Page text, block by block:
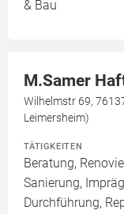
& Bau
M.Samer
Wilhelmstr 69,
Leimersheim)
TÄTIGKEITEN
Beratung,
Sanierung,
Durchführung,